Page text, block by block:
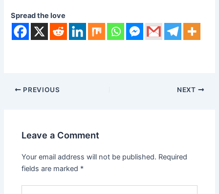
Spread the love
PREVIOUS NEXT
Leave a Comment
Your email address will not be published. Required
fields are marked *